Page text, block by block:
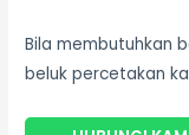
Bila membutuhkan
beluk percetakan